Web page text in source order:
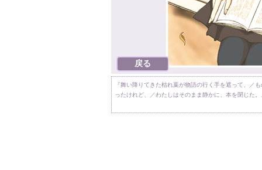
『舞い降りてきた枯れ葉が物語の行く手を遮って、／
ったけれど、／わたしはそのまま静かに、本を閉じた。